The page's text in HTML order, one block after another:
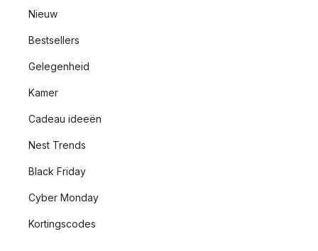
Nieuw
Bestsellers
Gelegenheid
Kamer
Cadeau ideeën
Nest Trends
Black Friday
Cyber Monday
Kortingscodes